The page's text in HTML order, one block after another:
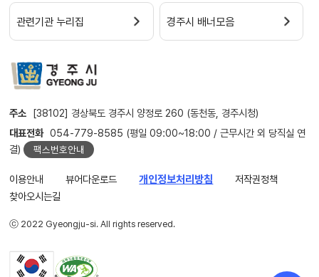
관련기관 누리집 경주시 배너모음
주소 [38102] 경상북도 경주시 양정로 260 (동천동, 경주시청)
대표전화 054-779-8585 (평일 09:00~18:00 / 근무시간 외 당직실 연
결)
팩스번호안내
이용안내 뷰어다운로드 개인정보처리방침
저작권정책
찾아오시는길
ⓒ 2022 Gyeongju-si. All rights reserved.